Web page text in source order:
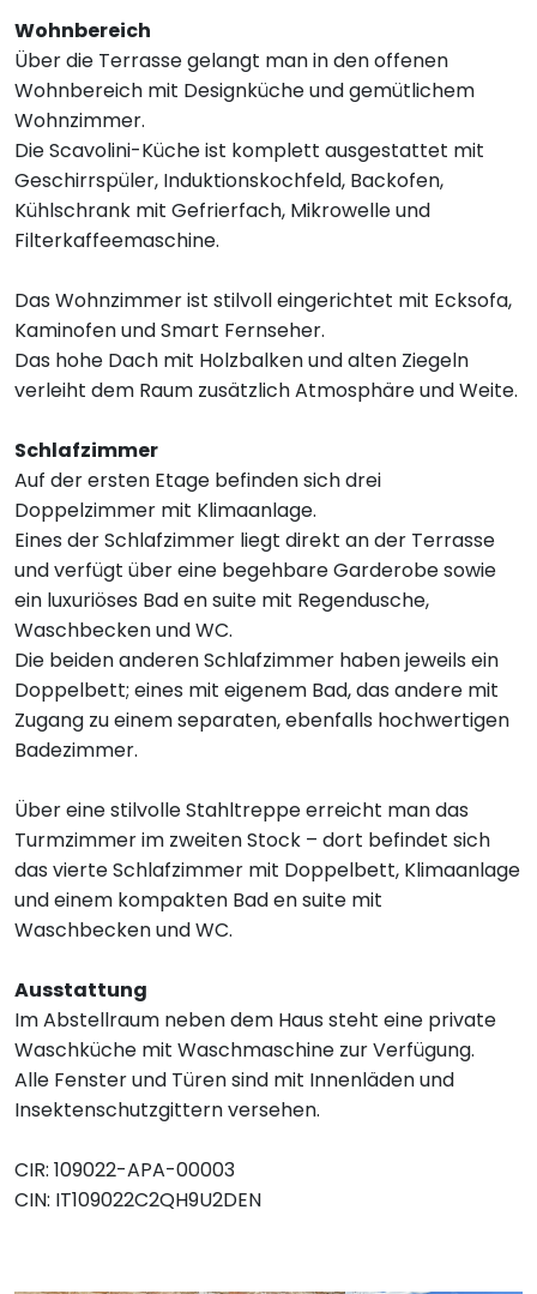
Wohnbereich
Über die Terrasse gelangt man in den offenen
Wohnbereich mit Designküche und gemütlichem
Wohnzimmer.
Die Scavolini-Küche ist komplett ausgestattet mit
Geschirrspüler, Induktionskochfeld, Backofen,
Kühlschrank mit Gefrierfach, Mikrowelle und
Filterkaffeemaschine.
Das Wohnzimmer ist stilvoll eingerichtet mit Ecksofa,
Kaminofen und Smart Fernseher.
Das hohe Dach mit Holzbalken und alten Ziegeln
verleiht dem Raum zusätzlich Atmosphäre und Weite.
Schlafzimmer
Auf der ersten Etage befinden sich drei
Doppelzimmer mit Klimaanlage.
Eines der Schlafzimmer liegt direkt an der Terrasse
und verfügt über eine begehbare Garderobe sowie
ein luxuriöses Bad en suite mit Regendusche,
Waschbecken und WC.
Die beiden anderen Schlafzimmer haben jeweils ein
Doppelbett; eines mit eigenem Bad, das andere mit
Zugang zu einem separaten, ebenfalls hochwertigen
Badezimmer.
Über eine stilvolle Stahltreppe erreicht man das
Turmzimmer im zweiten Stock – dort befindet sich
das vierte Schlafzimmer mit Doppelbett, Klimaanlage
und einem kompakten Bad en suite mit
Waschbecken und WC.
Ausstattung
Im Abstellraum neben dem Haus steht eine private
Waschküche mit Waschmaschine zur Verfügung.
Alle Fenster und Türen sind mit Innenläden und
Insektenschutzgittern versehen.
CIR: 109022-APA-00003
CIN: IT109022C2QH9U2DEN